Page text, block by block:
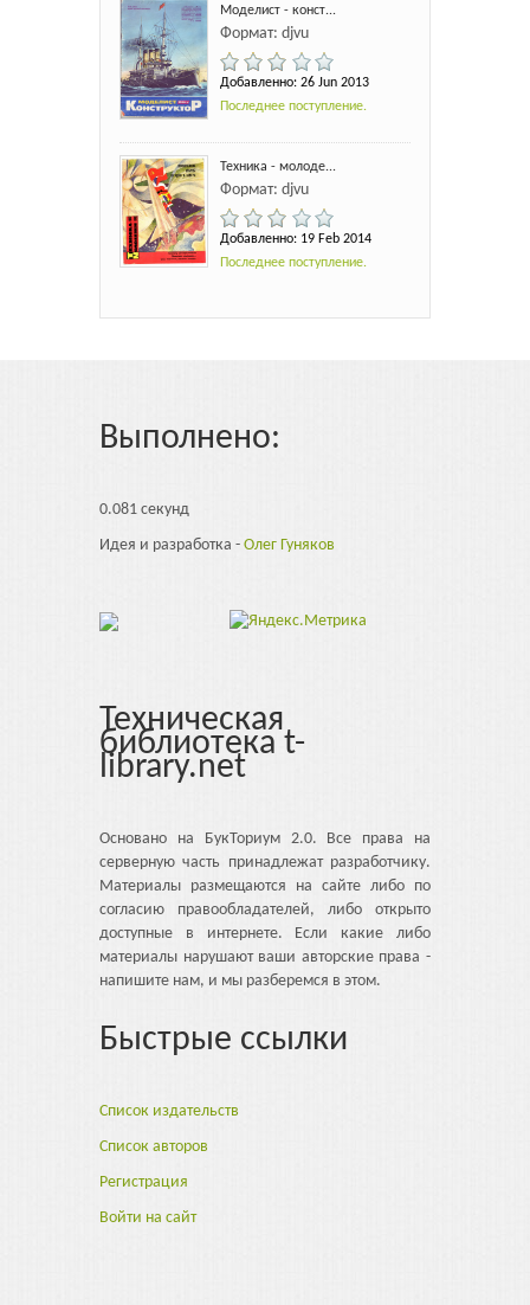
Моделист - конст...
Формат: djvu
Добавленно: 26 Jun 2013
Последнее поступление.
Техника - молоде...
Формат: djvu
Добавленно: 19 Feb 2014
Последнее поступление.
Выполнено:
0.081 секунд
Идея и разработка - Олег Гуняков
Техническая
библиотека t-
library.net
Основано на БукТориум 2.0. Все права на
серверную часть принадлежат разработчику.
Материалы размещаются на сайте либо по
согласию правообладателей, либо открыто
доступные в интернете. Если какие либо
материалы нарушают ваши авторские права -
напишите нам, и мы разберемся в этом.
Быстрые ссылки
Список издательств
Список авторов
Регистрация
Войти на сайт